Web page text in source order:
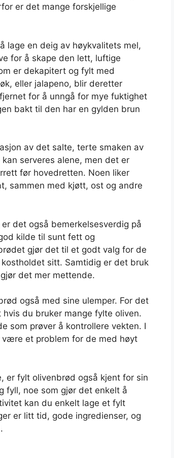
er det mange forskjellige
lage en deig av høykvalitets mel,
for å skape den lett, luftige
er dekapitert og fylt med
eller jalapeno, blir deretter
for å unngå for mye fuktighet
bakt til den har en gylden brun
av det salte, terte smaken av
serveres alene, men det er
før hovedretten. Noen liker
sammen med kjøtt, ost og andre
det også bemerkelsesverdig på
kilde til sunt fett og
gjør det til et godt valg for de
sitt. Samtidig er det bruk
det mer mettende.
også med sine ulemper. For det
du bruker mange fylte oliven.
som prøver å kontrollere vekten. I
et problem for de med høyt
er fylt olivenbrød også kjent for sin
fyll, noe som gjør det enkelt å
kan du enkelt lage et fylt
er litt tid, gode ingredienser, og